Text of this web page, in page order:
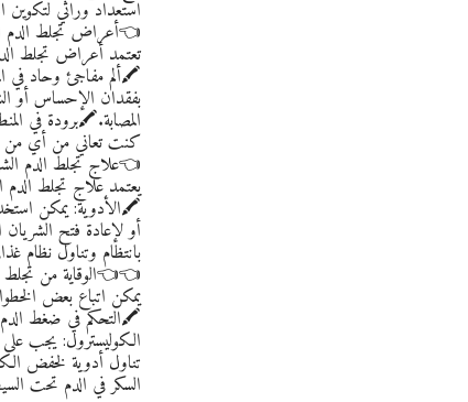
استعداد وراثي لتكوين
👈أعراض تجلط الدم
تعتمد أعراض تجلط
🖍️ألم مفاجئ وحاد في
بفقدان الإحساس أو
المصابة.🖍️برودة في
كنت تعاني من أي من
👈علاج تجلط الدم
يعتمد علاج تجلط
🖍️الأدوية: يمكن
أو لإعادة فتح
بانتظام وتناول نظام
👈👈الوقاية من تجلط
يمكن اتباع بعض
🖍️التحكم في ضغط
الكوليسترول: يجب على
تناول أدوية لخفض
السكر في الدم تحت